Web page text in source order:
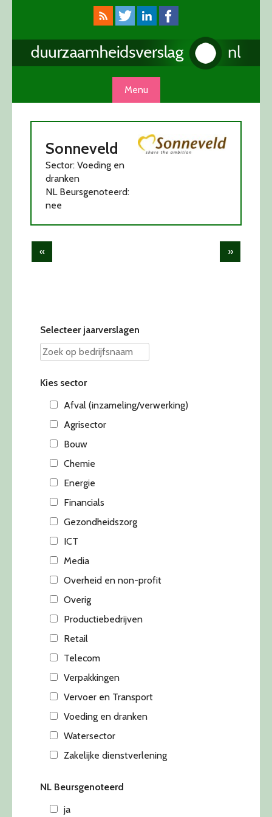
Menu
Sonneveld
Sector: Voeding en
dranken
NL Beursgenoteerd:
nee
Post
« »
Selecteer jaarverslagen
Kies sector
Afval (inzameling/verwerking)
Agrisector
Bouw
Chemie
Energie
Financials
Gezondheidszorg
ICT
Media
Overheid en non-profit
Overig
Productiebedrijven
Retail
Telecom
Verpakkingen
Vervoer en Transport
Voeding en dranken
Watersector
Zakelijke dienstverlening
NL Beursgenoteerd
ja